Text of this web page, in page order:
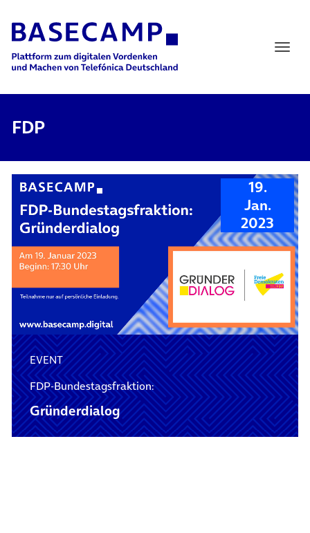
Main Navigation
FDP
19.
Jan.
2023
EVENT
FDP-Bundestagsfraktion:
Gründerdialog